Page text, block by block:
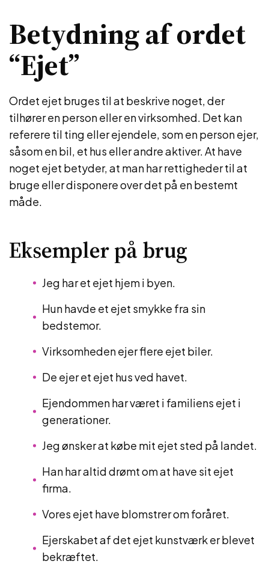
Betydning af ordet
“Ejet”
Ordet ejet bruges til at beskrive noget, der
tilhører en person eller en virksomhed. Det kan
referere til ting eller ejendele, som en person ejer,
såsom en bil, et hus eller andre aktiver. At have
noget ejet betyder, at man har rettigheder til at
bruge eller disponere over det på en bestemt
måde.
Eksempler på brug
Jeg har et ejet hjem i byen.
Hun havde et ejet smykke fra sin
bedstemor.
Virksomheden ejer flere ejet biler.
De ejer et ejet hus ved havet.
Ejendommen har været i familiens ejet i
generationer.
Jeg ønsker at købe mit ejet sted på landet.
Han har altid drømt om at have sit ejet
firma.
Vores ejet have blomstrer om foråret.
Ejerskabet af det ejet kunstværk er blevet
bekræftet.